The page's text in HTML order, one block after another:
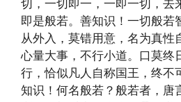
切，一切即一，一即一切，去
即是般若。善知识！一切般若
从外入，莫错用意，名为真性
心量大事，不行小道。口莫终
行，恰似凡人自称国王，终不
知识！何名般若？般若者，唐